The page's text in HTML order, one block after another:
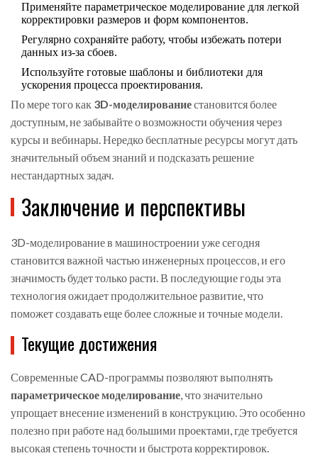
Применяйте параметрическое моделирование для легкой
корректировки размеров и форм компонентов.
Регулярно сохраняйте работу, чтобы избежать потери
данных из-за сбоев.
Используйте готовые шаблоны и библиотеки для
ускорения процесса проектирования.
По мере того как 3D-моделированиестановится более
доступным, не забывайте о возможности обучения через
курсы и вебинары. Нередко бесплатные ресурсы могут дать
значительный объем знаний и подсказать решение
нестандартных задач.
Заключение и перспективы
3D-моделирование в машиностроении уже сегодня
становится важной частью инженерных процессов, и его
значимость будет только расти. В последующие годы эта
технология ожидает продолжительное развитие, что
поможет создавать еще более сложные и точные модели.
Текущие достижения
Современные CAD-программы позволяют выполнять
параметрическое моделирование, что значительно
упрощает внесение изменений в конструкцию. Это особенно
полезно при работе над большими проектами, где требуется
высокая степень точности и быстрота корректировок.